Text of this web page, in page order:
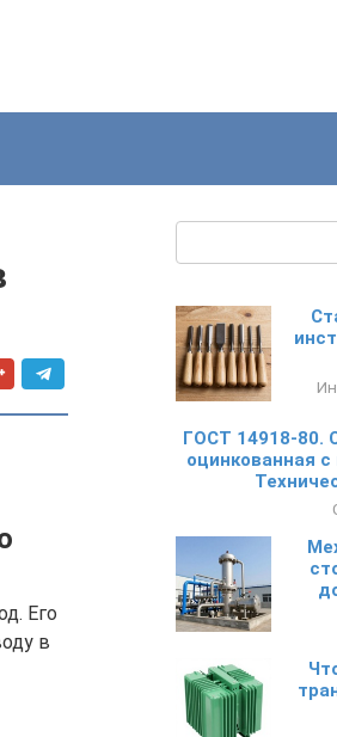
Его
в
ГОСТ 14918-80.
оцинкованная